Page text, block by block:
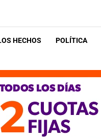
HECHOS POLÍTICA